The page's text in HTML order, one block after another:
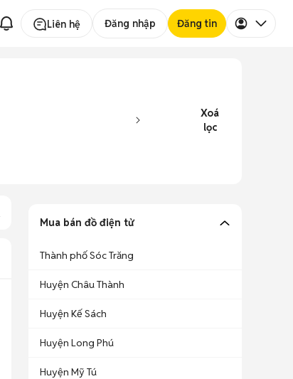
Liên hệ Đăng nhập Đăng tin
Xoá
lọc
Mua bán đồ điện tử
Thành phố Sóc Trăng
Huyện Châu Thành
Huyện Kế Sách
Huyện Long Phú
Huyện Mỹ Tú